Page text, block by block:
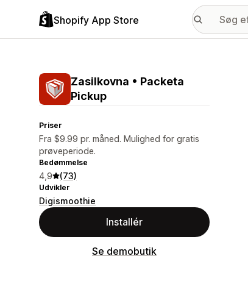
Shopify App Store
Zasilkovna • Packeta
Pickup
Priser
Fra $9.99 pr. måned. Mulighed for gratis
prøveperiode.
Bedømmelse
4,9 (73)
Udvikler
Digismoothie
Installér
Se demobutik